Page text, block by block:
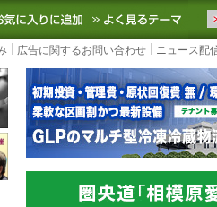
最新の物流ニュースをお届け
お気に入りに追加 よ
広告に関するお問い合わせ ニュース配